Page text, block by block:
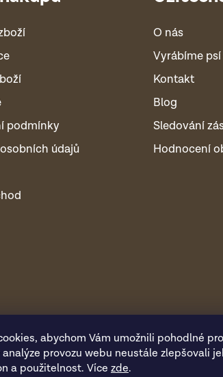
abychom Vám umožnili pohodlné
provozu webu neustále zlepšovali
a použitelnost. Více zde.
podmínky
údajů
O nás
Vyrábíme
Kontakt
Blog
Sledování
Hodnocení